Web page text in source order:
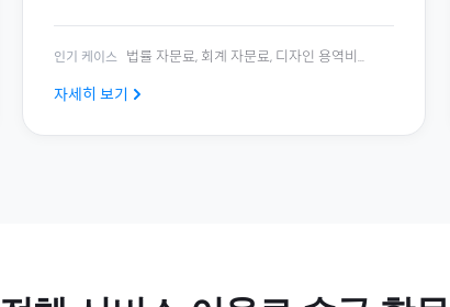
인기 케이스 법률 자문료, 회계 자문료, 디자인 용역비 ...
자세히 보기